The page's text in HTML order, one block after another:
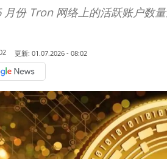
月份 Tron 网络上的活跃账户数
更新: 01.07.2026 - 08:02